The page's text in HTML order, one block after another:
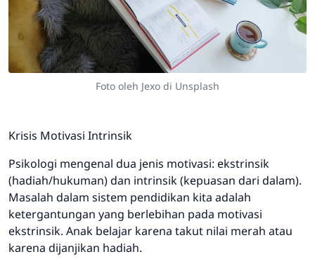
Foto oleh Jexo di Unsplash
Krisis Motivasi Intrinsik
Psikologi mengenal dua jenis motivasi: ekstrinsik
(hadiah/hukuman) dan intrinsik (kepuasan dari dalam).
Masalah dalam sistem pendidikan kita adalah
ketergantungan yang berlebihan pada motivasi
ekstrinsik. Anak belajar karena takut nilai merah atau
karena dijanjikan hadiah.